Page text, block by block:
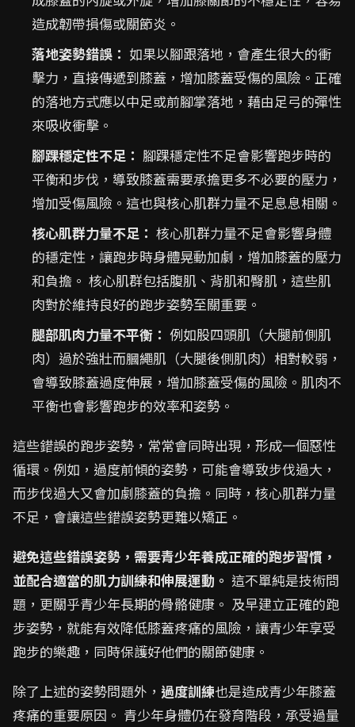
造成韌帶損傷或關節炎。
落地姿勢錯誤： 如果以腳跟落地，會產生很大的衝
擊力，直接傳遞到膝蓋，增加膝蓋受傷的風險。正確
的落地方式應以中足或前腳掌落地，藉由足弓的彈性
來吸收衝擊。
腳踝穩定性不足： 腳踝穩定性不足會影響跑步時的
平衡和步伐，導致膝蓋需要承擔更多不必要的壓力，
增加受傷風險。這也與核心肌群力量不足息息相關。
核心肌群力量不足： 核心肌群力量不足會影響身體
的穩定性，讓跑步時身體晃動加劇，增加膝蓋的壓力
和負擔。 核心肌群包括腹肌、背肌和臀肌，這些肌
肉對於維持良好的跑步姿勢至關重要。
腿部肌肉力量不平衡： 例如股四頭肌（大腿前側肌
肉）過於強壯而膕繩肌（大腿後側肌肉）相對較弱，
會導致膝蓋過度伸展，增加膝蓋受傷的風險。肌肉不
平衡也會影響跑步的效率和姿勢。
這些錯誤的跑步姿勢，常常會同時出現，形成一個惡性
循環。例如，過度前傾的姿勢，可能會導致步伐過大，
而步伐過大又會加劇膝蓋的負擔。同時，核心肌群力量
不足，會讓這些錯誤姿勢更難以矯正。
避免這些錯誤姿勢，需要青少年養成正確的跑步習慣，
並配合適當的肌力訓練和伸展運動。 這不單純是技術問
題，更關乎青少年長期的骨骼健康。 及早建立正確的跑
步姿勢，就能有效降低膝蓋疼痛的風險，讓青少年享受
跑步的樂趣，同時保護好他們的關節健康。
除了上述的姿勢問題外， 過度訓練也是造成青少年膝蓋
疼痛的重要原因。 青少年身體仍在發育階段，承受過量